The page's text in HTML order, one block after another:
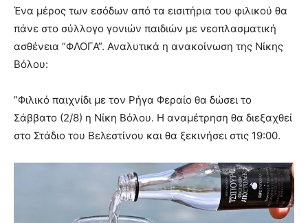
Ένα μέρος των εσόδων από τα εισιτήρια του φιλικού θα
πάνε στο σύλλογο γονιών παιδιών με νεοπλασματική
ασθένεια ”ΦΛΟΓΑ”. Αναλυτικά η ανακοίνωση της Νίκης
Βόλου:
”Φιλικό παιχνίδι με τον Ρήγα Φεραίο θα δώσει το
Σάββατο (2/8) η Νίκη Βόλου. Η αναμέτρηση θα διεξαχθεί
στο Στάδιο του Βελεστίνου και θα ξεκινήσει στις 19:00.